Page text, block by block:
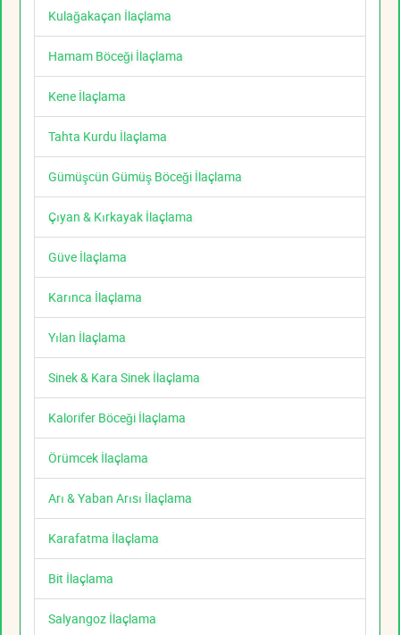
Kulağakaçan İlaçlama
Hamam Böceği İlaçlama
Kene İlaçlama
Tahta Kurdu İlaçlama
Gümüşcün Gümüş Böceği İlaçlama
Çıyan & Kırkayak İlaçlama
Güve İlaçlama
Karınca İlaçlama
Yılan İlaçlama
Sinek & Kara Sinek İlaçlama
Kalorifer Böceği İlaçlama
Örümcek İlaçlama
Arı & Yaban Arısı İlaçlama
Karafatma İlaçlama
Bit İlaçlama
Salyangoz İlaçlama